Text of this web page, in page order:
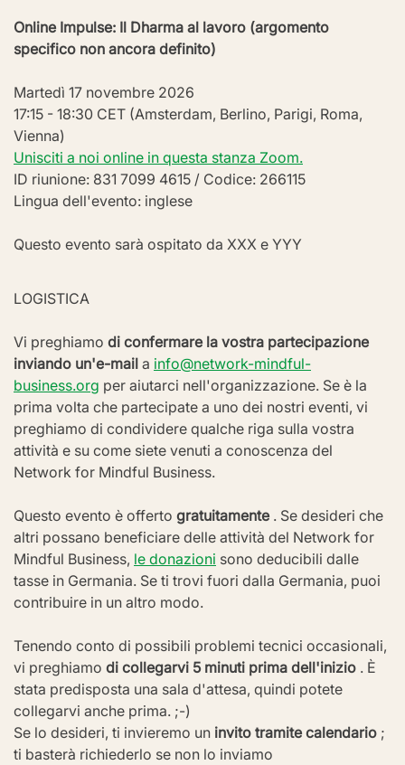
Online Impulse: Il Dharma al lavoro (argomento
specifico non ancora definito)
Martedì 17 novembre 2026
17:15 - 18:30 CET (Amsterdam, Berlino, Parigi, Roma,
Vienna)
Unisciti a noi online in questa stanza Zoom.
ID riunione: 831 7099 4615 / Codice: 266115
Lingua dell'evento: inglese
Questo evento sarà ospitato da XXX e YYY
LOGISTICA
Vi preghiamo di confermare la vostra partecipazione
inviando un'e-mail a info@network-mindful-
business.org per aiutarci nell'organizzazione. Se è la
prima volta che partecipate a uno dei nostri eventi, vi
preghiamo di condividere qualche riga sulla vostra
attività e su come siete venuti a conoscenza del
Network for Mindful Business.
Questo evento è offerto gratuitamente . Se desideri che
altri possano beneficiare delle attività del Network for
Mindful Business, le donazioni sono deducibili dalle
tasse in Germania. Se ti trovi fuori dalla Germania, puoi
contribuire in un altro modo.
Tenendo conto di possibili problemi tecnici occasionali,
vi preghiamo di collegarvi 5 minuti prima dell'inizio . È
stata predisposta una sala d'attesa, quindi potete
collegarvi anche prima. ;-)
Se lo desideri, ti invieremo un invito tramite calendario ;
ti basterà richiederlo se non lo inviamo